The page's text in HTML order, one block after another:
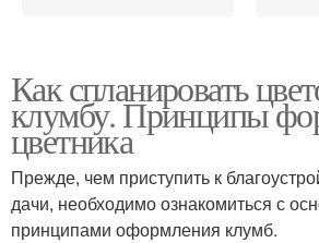
Цветник на даче
Почвы для цветника
Как спланировать
клумбу. Принципы
цветника
Прежде, чем приступить к
дачи, необходимо ознакомиться с
принципами оформления клумб.